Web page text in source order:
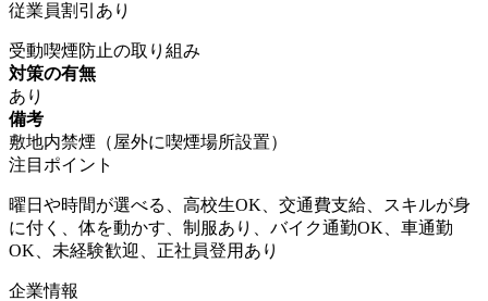
従業員割引あり
受動喫煙防止の取り組み
対策の有無
あり
備考
敷地内禁煙（屋外に喫煙場所設置）
注目ポイント
曜日や時間が選べる、高校生OK、交通費支給、スキルが身
に付く、体を動かす、制服あり、バイク通勤OK、車通勤
OK、未経験歓迎、正社員登用あり
企業情報